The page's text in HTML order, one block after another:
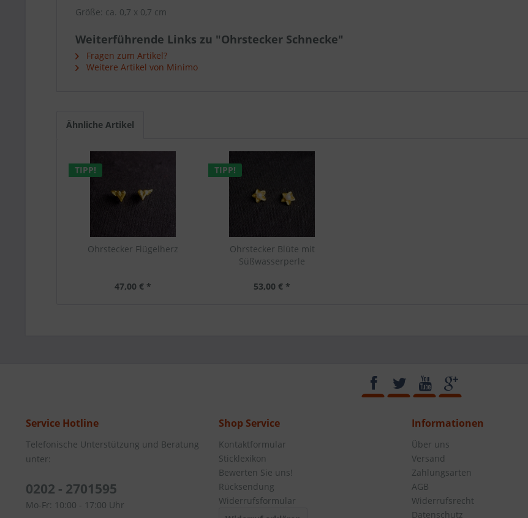
Größe: ca. 0,7 x 0,7 cm
Weiterführende Links zu "Ohrstecker Schnecke"
Fragen zum Artikel?
Weitere Artikel von Minimo
Ähnliche Artikel
TIPP!
Ohrstecker Flügelherz
47,00 € *
TIPP!
Ohrstecker Blüte mit
Süßwasserperle
53,00 € *
Service Hotline
Telefonische Unterstützung und Beratung
unter:
0202 - 2701595
Mo-Fr: 10:00 - 17:00 Uhr
Shop Service
Kontaktformular
Sticklexikon
Bewerten Sie uns!
Rücksendung
Widerrufsformular
Informationen
Über uns
Versand
Zahlungsarten
AGB
Widerrufsrecht
Datenschutz